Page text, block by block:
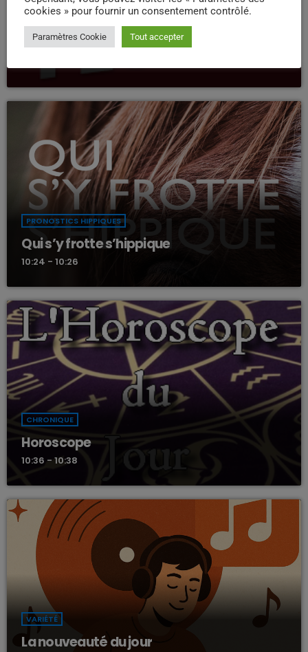
Actu People
PRONOSTICS HIPPIQUES
Qui s’y frotte s’hippique
10:24 - 10:26
CHRONIQUE
Horoscope
10:36 - 10:38
VARIÉTÉ
La nouveauté du jour
cookies » pour fournir un consentement contrôlé.
Paramètres Cookie Tout accepter